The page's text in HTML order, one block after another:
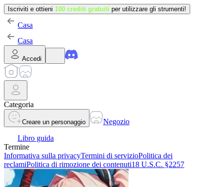
Iscriviti e ottieni 100 crediti gratuiti per utilizzare gli strumenti!
Casa
Casa
Accedi
Categoria
Creare un personaggio
Negozio
Libro guida
Termine
Informativa sulla privacyTermini di servizioPolitica dei
reclamiPolitica di rimozione dei contenuti18 U.S.C. §2257